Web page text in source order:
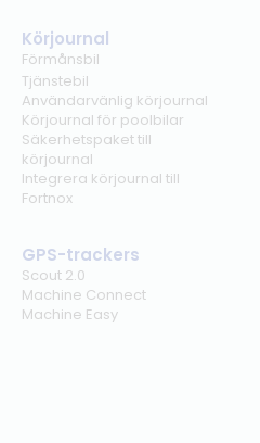
Körjournal
Förmånsbil
Tjänstebil
Användarvänlig körjournal
Körjournal för poolbilar
Säkerhetspaket till
körjournal
Integrera körjournal till
Fortnox
GPS-trackers
Scout 2.0
Machine Connect
Machine Easy